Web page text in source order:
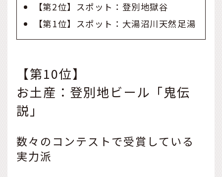
【第2位】スポット：登別地獄谷
【第1位】スポット：大湯沼川天然足湯
【第10位】
お土産：登別地ビール「鬼伝
説」
数々のコンテストで受賞している
実力派